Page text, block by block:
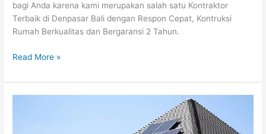
bagi Anda karena kami merupakan salah satu Kontraktor
Terbaik di Denpasar Bali dengan Respon Cepat, Kontruksi
Rumah Berkualitas dan Bergaransi 2 Tahun.
Read More »